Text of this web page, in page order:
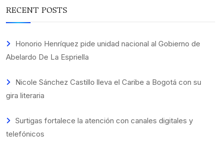
RECENT POSTS
Honorio Henríquez pide unidad nacional al Gobierno de
Abelardo De La Espriella
Nicole Sánchez Castillo lleva el Caribe a Bogotá con su
gira literaria
Surtigas fortalece la atención con canales digitales y
telefónicos